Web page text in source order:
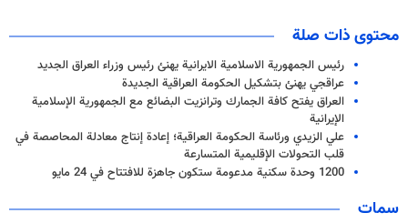
محتوى ذات صلة
رئيس الجمهورية الاسلامية الايرانية يهنئ رئيس وزراء العراق الجديد
عراقجي يهنئ بتشكيل الحكومة العراقية الجديدة
العراق يفتح كافة الجمارك وترانزيت البضائع مع الجمهورية الإسلامية
الإيرانية
علي الزيدي ورئاسة الحكومة العراقية؛ إعادة إنتاج معادلة المحاصصة في
قلب التحولات الإقليمية المتسارعة
1200 وحدة سكنية مدعومة ستكون جاهزة للافتتاح في 24 مايو
سمات